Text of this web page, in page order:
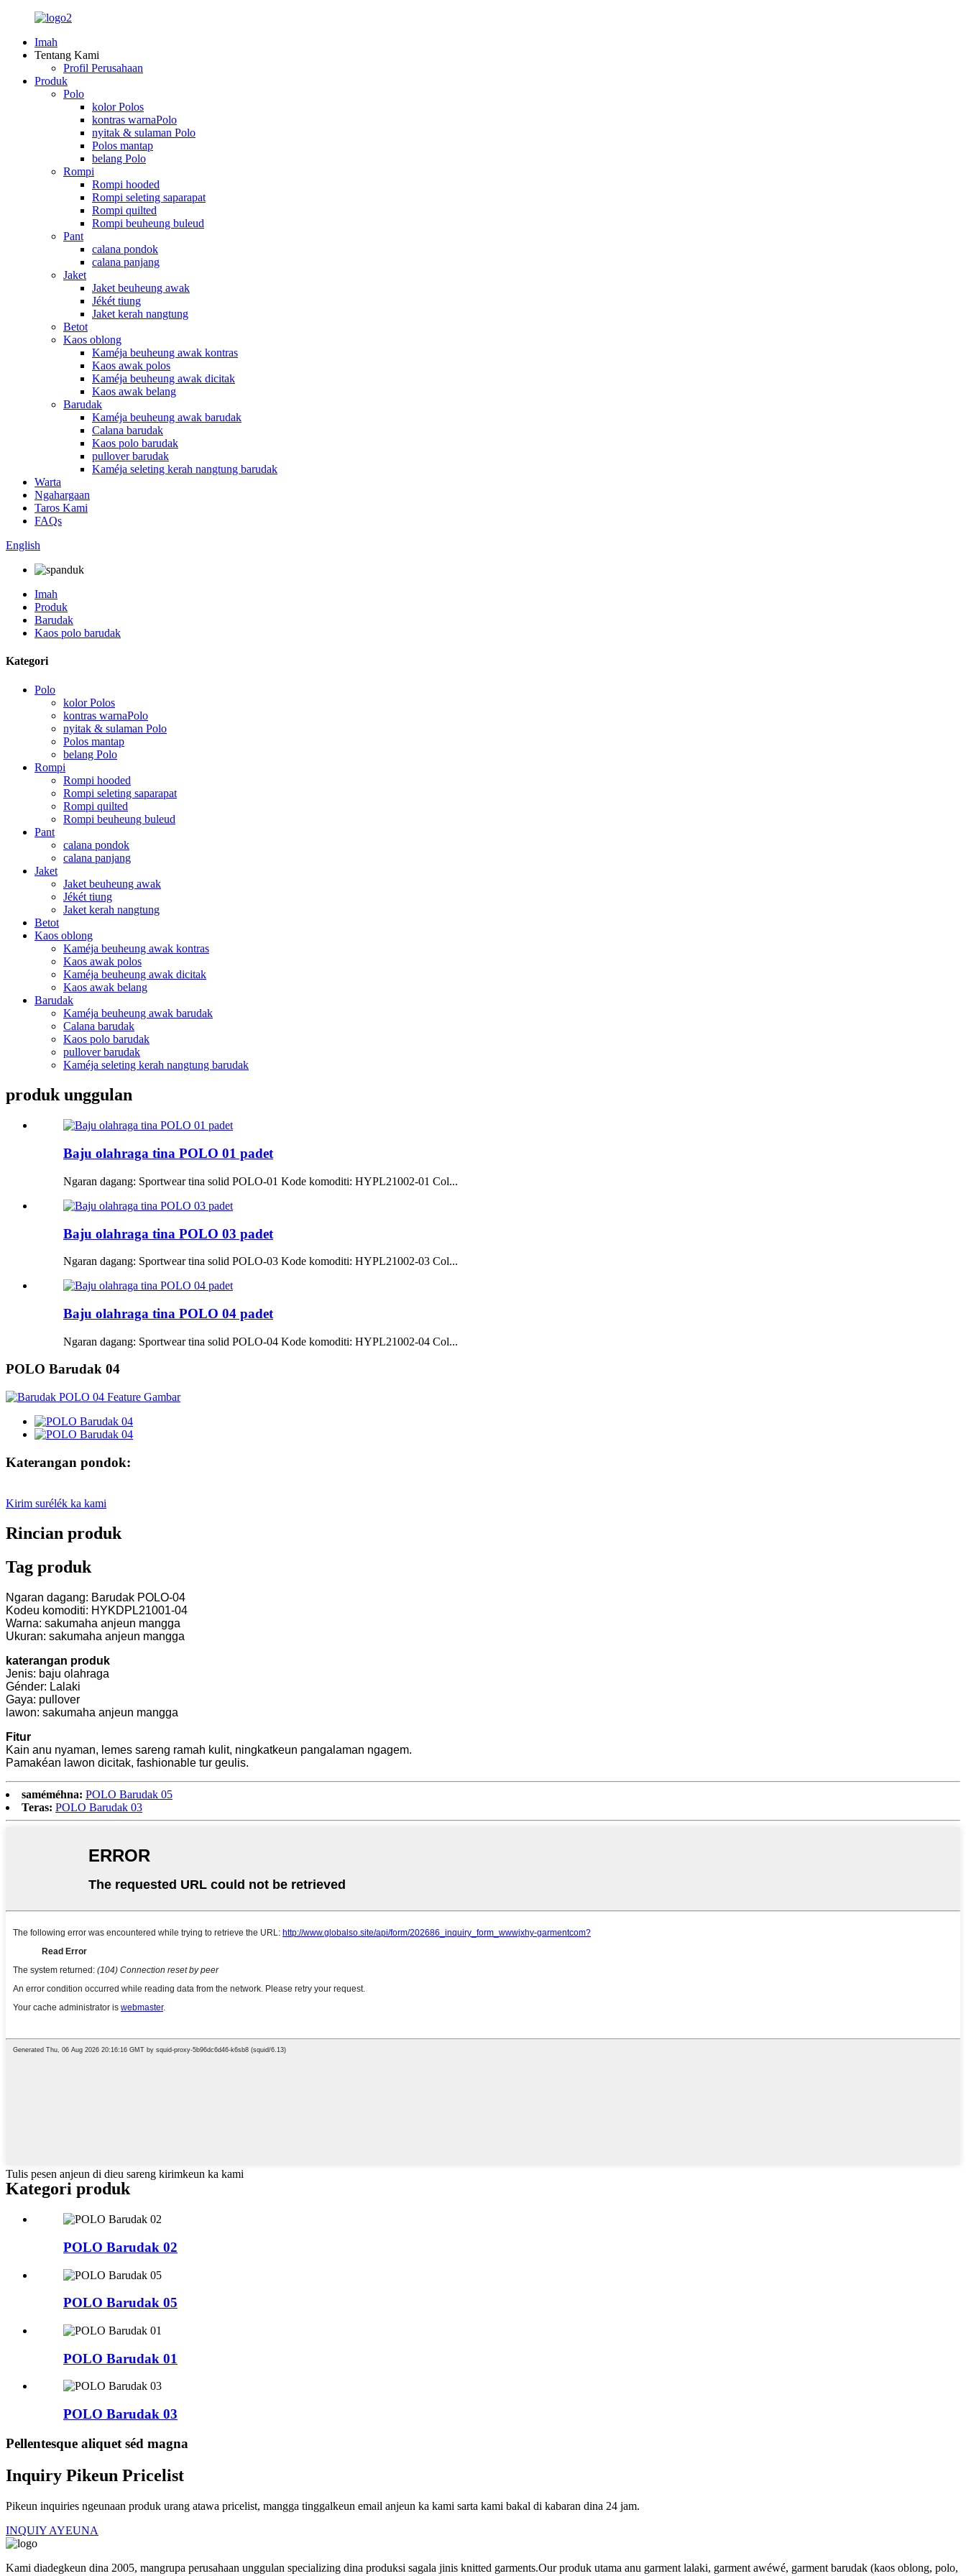
Imah
Tentang Kami
Profil Perusahaan
Produk
Polo
kolor Polos
kontras warnaPolo
nyitak & sulaman Polo
Polos mantap
belang Polo
Rompi
Rompi hooded
Rompi seleting saparapat
Rompi quilted
Rompi beuheung buleud
Pant
calana pondok
calana panjang
Jaket
Jaket beuheung awak
Jékét tiung
Jaket kerah nangtung
Betot
Kaos oblong
Kaméja beuheung awak kontras
Kaos awak polos
Kaméja beuheung awak dicitak
Kaos awak belang
Barudak
Kaméja beuheung awak barudak
Calana barudak
Kaos polo barudak
pullover barudak
Kaméja seleting kerah nangtung barudak
Warta
Ngahargaan
Taros Kami
FAQs
English
Imah
Produk
Barudak
Kaos polo barudak
Kategori
Polo
kolor Polos
kontras warnaPolo
nyitak & sulaman Polo
Polos mantap
belang Polo
Rompi
Rompi hooded
Rompi seleting saparapat
Rompi quilted
Rompi beuheung buleud
Pant
calana pondok
calana panjang
Jaket
Jaket beuheung awak
Jékét tiung
Jaket kerah nangtung
Betot
Kaos oblong
Kaméja beuheung awak kontras
Kaos awak polos
Kaméja beuheung awak dicitak
Kaos awak belang
Barudak
Kaméja beuheung awak barudak
Calana barudak
Kaos polo barudak
pullover barudak
Kaméja seleting kerah nangtung barudak
produk unggulan
Baju olahraga tina POLO 01 padet
Ngaran dagang: Sportwear tina solid POLO-01 Kode komoditi: HYPL21002-01 Col...
Baju olahraga tina POLO 03 padet
Ngaran dagang: Sportwear tina solid POLO-03 Kode komoditi: HYPL21002-03 Col...
Baju olahraga tina POLO 04 padet
Ngaran dagang: Sportwear tina solid POLO-04 Kode komoditi: HYPL21002-04 Col...
POLO Barudak 04
Katerangan pondok:
Kirim surélék ka kami
Rincian produk
Tag produk
Ngaran dagang: Barudak POLO-04
Kodeu komoditi: HYKDPL21001-04
Warna: sakumaha anjeun mangga
Ukuran: sakumaha anjeun mangga
katerangan produk
Jenis: baju olahraga
Génder: Lalaki
Gaya: pullover
lawon: sakumaha anjeun mangga
Fitur
Kain anu nyaman, lemes sareng ramah kulit, ningkatkeun pangalaman ngagem.
Pamakéan lawon dicitak, fashionable tur geulis.
saméméhna: POLO Barudak 05
Teras: POLO Barudak 03
Tulis pesen anjeun di dieu sareng kirimkeun ka kami
Kategori produk
POLO Barudak 02
POLO Barudak 05
POLO Barudak 01
POLO Barudak 03
Pellentesque aliquet séd magna
Inquiry Pikeun Pricelist
Pikeun inquiries ngeunaan produk urang atawa pricelist, mangga tinggalkeun email anjeun ka kami sarta kami bakal di kabaran dina 24 jam.
INQUIY AYEUNA
Kami diadegkeun dina 2005, mangrupa perusahaan unggulan specializing dina produksi sagala jinis knitted garments.Our produk utama anu garment lalaki, garment awéwé, garment barudak (kaos oblong, polo,